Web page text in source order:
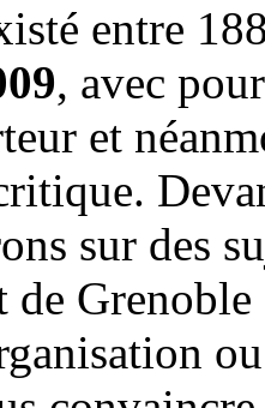
entre
, avec
et
sur des
de